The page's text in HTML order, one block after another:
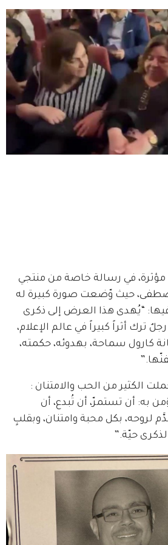
في رسالة خاصة من منتجي
حيث وّضعت صورة كبيرة له
“يُهدى هذا العرض إلى ذكرى
ترك أثراً كبيراً في عالم الإعلام،
كارول سماحة، بهدوئه، حكمته،
الكثير من الحب والامتنان :
به: أن تستمرّ، أن تُبدع، أن
لروحه، بكل محبة وامتنان، وبقلبٍ
حيّة.”